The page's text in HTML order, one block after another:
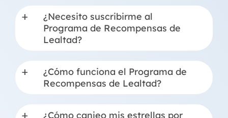
a
¿Necesito suscribirme al
Programa de Recompensas de
Lealtad?
a
¿Cómo funciona el Programa de
Recompensas de Lealtad?
a
¿Cómo canjeo mis estrellas por